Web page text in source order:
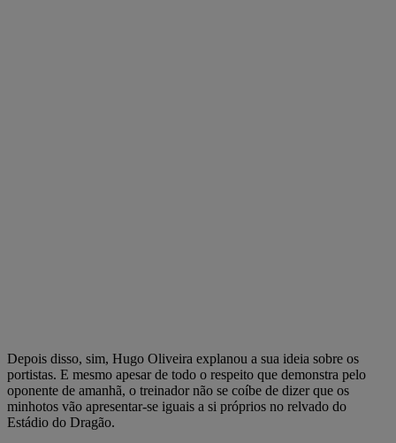
Depois disso, sim, Hugo Oliveira explanou a sua ideia sobre os
portistas. E mesmo apesar de todo o respeito que demonstra pelo
oponente de amanhã, o treinador não se coíbe de dizer que os
minhotos vão apresentar-se iguais a si próprios no relvado do
Estádio do Dragão.